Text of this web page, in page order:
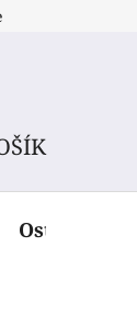
Ostatní